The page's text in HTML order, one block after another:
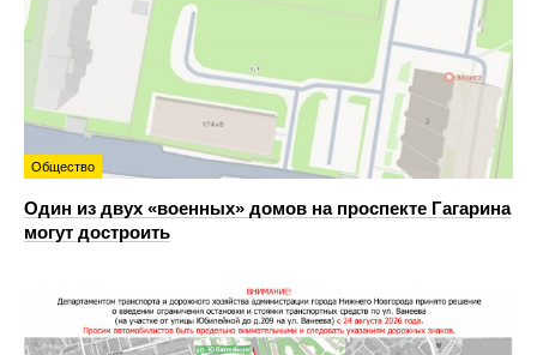
Общество
Один из двух «военных» домов на проспекте Гагарина
могут достроить